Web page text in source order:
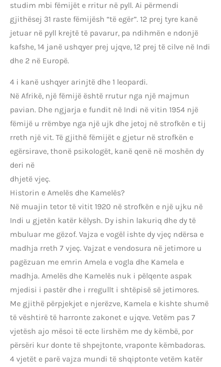
studim mbi fëmijët e rritur në pyll. Ai përmendi
gjithësej 31 raste fëmijësh “të egër”. 12 prej tyre kanë
jetuar në pyll krejtë të pavarur, pa ndihmën e ndonjë
kafshe, 14 janë ushqyer prej ujqve, 12 prej të cilve në Indi
dhe 2 në Europë.
4 i kanë ushqyer arinjtë dhe 1 leopardi.
Në Afrikë, një fëmijë është rrutur nga një majmun
pavian. Dhe ngjarja e fundit në Indi në vitin 1954 një
fëmijë u rrëmbye nga një ujk dhe jetoj në strofkën e tij
rreth një vit. Të gjithë fëmijët e gjetur në strofkën e
egërsirave, thonë psikologët, kanë qenë në moshën dy
deri në
dhjetë vjeç.
Historin e Amelës dhe Kamelës?
Në muajin tetor të vitit 1920 në strofkën e një ujku në
Indi u gjetën katër këlysh. Dy ishin lakuriq dhe dy të
mbuluar me gëzof. Vajza e vogël ishte dy vjeç ndërsa e
madhja rreth 7 vjeç. Vajzat e vendosura në jetimore u
pagëzuan me emrin Amela e vogla dhe Kamela e
madhja. Amelës dhe Kamelës nuk i pëlqente aspak
mjedisi i pastër dhe i rregullt i shtëpisë së jetimores.
Me gjithë përpjekjet e njerëzve, Kamela e kishte shumë
të vështirë të harronte zakonet e ujqve. Vetëm pas 7
vjetësh ajo mësoi të ecte lirshëm me dy këmbë, por
përsëri kur donte të shpejtonte, vraponte këmbadoras.
4 vjetët e parë vajza mundi të shqiptonte vetëm katër